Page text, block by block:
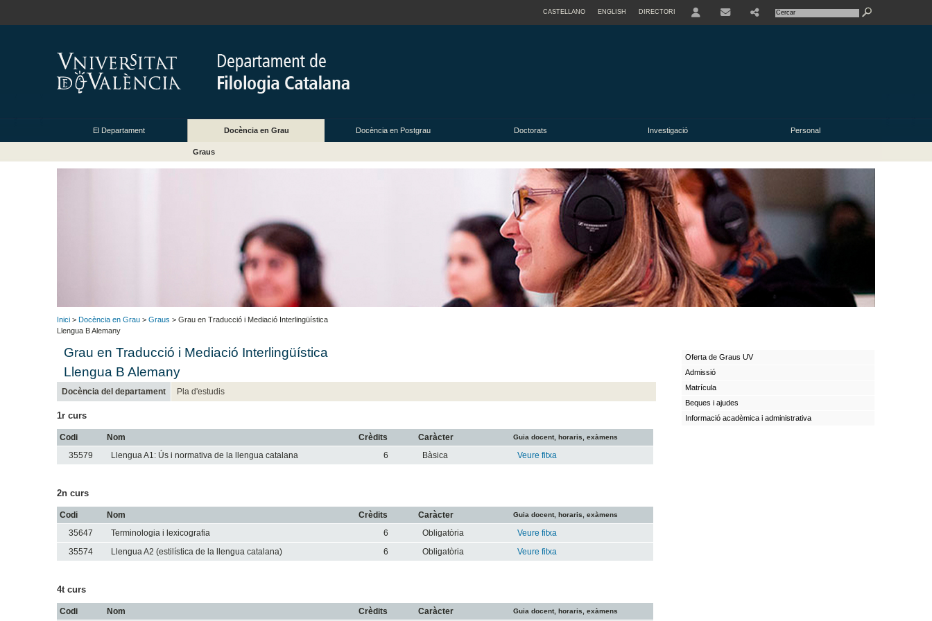
CASTELLANO ENGLISH DIRECTORI
El Departament Docència en Grau Docència en Postgrau Doctorats Investigació Personal
Graus
Inici > Docència en Grau > Graus > Grau en Traducció i Mediació Interlingüística
Llengua B Alemany
Grau en Traducció i Mediació Interlingüística
Llengua B Alemany
Docència del departament Pla d'estudis
1r curs
Codi Nom Crèdits Caràcter Guia docent, horaris, exàmens
35579 Llengua A1: Ús i normativa de la llengua catalana 6 Bàsica Veure fitxa
2n curs
Codi Nom Crèdits Caràcter Guia docent, horaris, exàmens
35647 Terminologia i lexicografia 6 Obligatòria
Veure fitxa
35574
Llengua A2 (estilística de la llengua catalana) 6 Obligatòria Veure fitxa
4t curs
Codi Nom Crèdits Caràcter Guia docent, horaris, exàmens
Oferta de Graus UV
Admissió
Matrícula
Beques i ajudes
Informació acadèmica i administrativa